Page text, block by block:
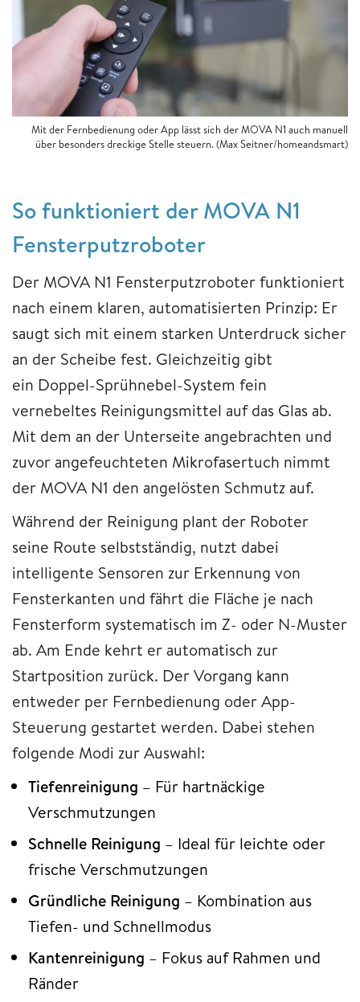
Mit der Fernbedienung oder App lässt sich der MOVA N1 auch manuell
über besonders dreckige Stelle steuern. (Max Seitner/homeandsmart)
So funktioniert der MOVA N1
Fensterputzroboter
Der MOVA N1 Fensterputzroboter funktioniert
nach einem klaren, automatisierten Prinzip: Er
saugt sich mit einem starken Unterdruck sicher
an der Scheibe fest. Gleichzeitig gibt
ein Doppel-Sprühnebel-System fein
vernebeltes Reinigungsmittel auf das Glas ab.
Mit dem an der Unterseite angebrachten und
zuvor angefeuchteten Mikrofasertuch nimmt
der MOVA N1 den angelösten Schmutz auf.
Während der Reinigung plant der Roboter
seine Route selbstständig, nutzt dabei
intelligente Sensoren zur Erkennung von
Fensterkanten und fährt die Fläche je nach
Fensterform systematisch im Z- oder N-Muster
ab. Am Ende kehrt er automatisch zur
Startposition zurück. Der Vorgang kann
entweder per Fernbedienung oder App-
Steuerung gestartet werden. Dabei stehen
folgende Modi zur Auswahl:
Tiefenreinigung – Für hartnäckige
Verschmutzungen
Schnelle Reinigung – Ideal für leichte oder
frische Verschmutzungen
Gründliche Reinigung – Kombination aus
Tiefen- und Schnellmodus
Kantenreinigung – Fokus auf Rahmen und
Ränder